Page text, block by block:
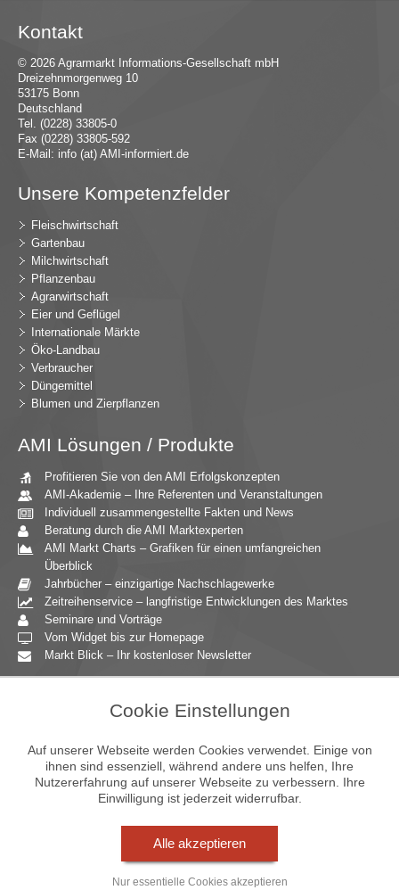
Kontakt
© 2026 Agrarmarkt Informations-Gesellschaft mbH
Dreizehnmorgenweg 10
53175 Bonn
Deutschland
Tel. (0228) 33805-0
Fax (0228) 33805-592
E-Mail: info (at) AMI-informiert.de
Unsere Kompetenzfelder
Fleischwirtschaft
Gartenbau
Milchwirtschaft
Pflanzenbau
Agrarwirtschaft
Eier und Geflügel
Internationale Märkte
Öko-Landbau
Verbraucher
Düngemittel
Blumen und Zierpflanzen
AMI Lösungen / Produkte
Profitieren Sie von den AMI Erfolgskonzepten
AMI-Akademie – Ihre Referenten und Veranstaltungen
Individuell zusammengestellte Fakten und News
Beratung durch die AMI Marktexperten
AMI Markt Charts – Grafiken für einen umfangreichen
Überblick
Jahrbücher – einzigartige Nachschlagewerke
Zeitreihenservice – langfristige Entwicklungen des Marktes
Seminare und Vorträge
Vom Widget bis zur Homepage
Markt Blick – Ihr kostenloser Newsletter
Unternehmensberatung
Ernährungsgewerbe
Einzelhandel
Bildung & Wissenschaft
Cookie Einstellungen
Auf unserer Webseite werden Cookies verwendet. Einige von
ihnen sind essenziell, während andere uns helfen, Ihre
Nutzererfahrung auf unserer Webseite zu verbessern. Ihre
Einwilligung ist jederzeit widerrufbar.
Alle akzeptieren
Nur essentielle Cookies akzeptieren